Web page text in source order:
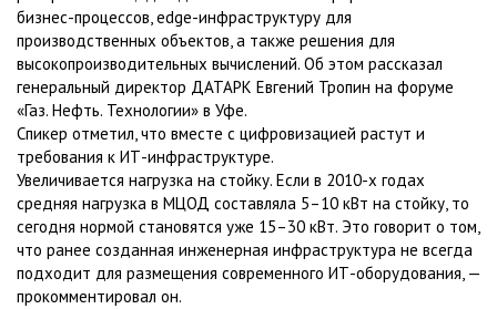
бизнес-процессов, edge-инфраструктуру для
производственных объектов, а также решения для
высокопроизводительных вычислений. Об этом рассказал
генеральный директор ДАТАРК Евгений Тропин на форуме
«Газ. Нефть. Технологии» в Уфе.
Cпикер отметил, что вместе с цифровизацией растут и
требования к ИТ-инфраструктуре.
Увеличивается нагрузка на стойку. Если в 2010-х годах
средняя нагрузка в МЦОД составляла 5–10 кВт на стойку, то
сегодня нормой становятся уже 15–30 кВт. Это говорит о том,
что ранее созданная инженерная инфраструктура не всегда
подходит для размещения современного ИТ-оборудования, —
прокомментировал он.